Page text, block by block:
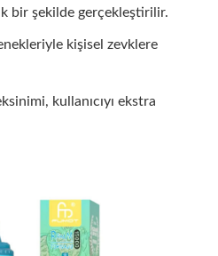
bir şekilde gerçekleştirilir.
kişisel zevklere
kullanıcıyı ekstra